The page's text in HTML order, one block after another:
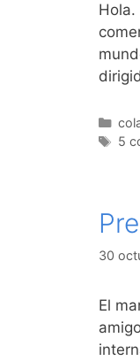
5
30
El